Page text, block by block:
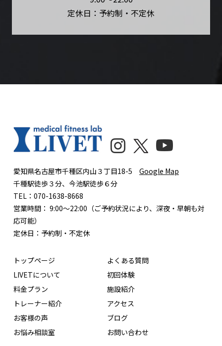
定休日：予約制・不定休
愛知県名古屋市千種区内山３丁目18-5 Google Map
千種駅徒歩３分、今池駅徒歩６分
TEL：070-1638-8668
営業時間： 9:00〜22:00（ご予約状況により、深夜・早朝も対
応可能）
定休日：予約制・不定休
トップページ
LIVETについて
料金プラン
トレーナー紹介
お客様の声
お悩み相談室
よくある質問
初回体験
施設紹介
アクセス
ブログ
お問い合わせ